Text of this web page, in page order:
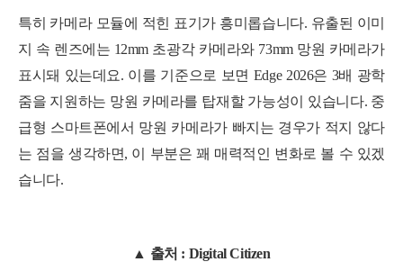
특히 카메라 모듈에 적힌 표기가 흥미롭습니다. 유출된 이미
지 속 렌즈에는 12mm 초광각 카메라와 73mm 망원 카메라가
표시돼 있는데요. 이를 기준으로 보면 Edge 2026은 3배 광학
줌을 지원하는 망원 카메라를 탑재할 가능성이 있습니다. 중
급형 스마트폰에서 망원 카메라가 빠지는 경우가 적지 않다
는 점을 생각하면, 이 부분은 꽤 매력적인 변화로 볼 수 있겠
습니다.
▲ 출처 : Digital Citizen